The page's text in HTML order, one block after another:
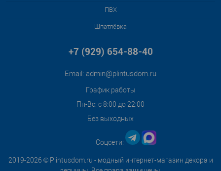
ПВХ
Шпатлёвка
2019-2026 © Plintusdom.ru - модный интернет-магазин декора и
+7 (929) 654-88-40
Email: admin@plintusdom.ru
График работы
Пн-Вс: с 8:00 до 22:00
Без выходных
Соцсети: